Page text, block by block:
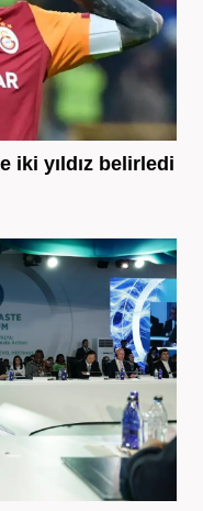
iki yıldız belirledi